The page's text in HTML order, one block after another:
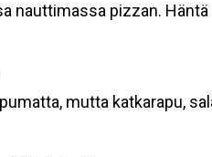
nauttimassa pizzan.
mutta katkarapu,